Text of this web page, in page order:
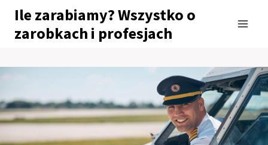
Przejdź
treści
Ile zarabiamy? Wszystko o
zarobkach i profesjach